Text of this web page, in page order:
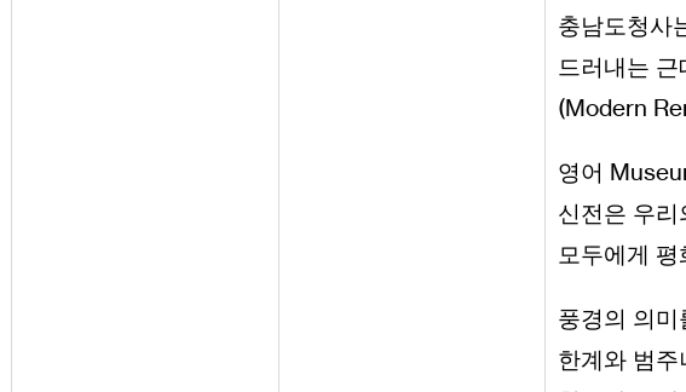
충남도청사
드러내는
(Modern
영어
신전은 우
모두에게
풍경의 의
한계와 범